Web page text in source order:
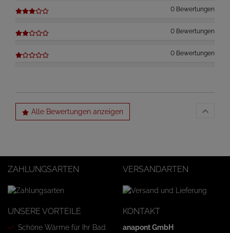
0 Bewertungen
0 Bewertungen
0 Bewertungen
Alle Bewertungen anzeigen
ZAHLUNGSARTEN VERSANDARTEN
UNSERE VORTEILE
Schöne Wärme für Ihr Bad
KONTAKT
anapont GmbH